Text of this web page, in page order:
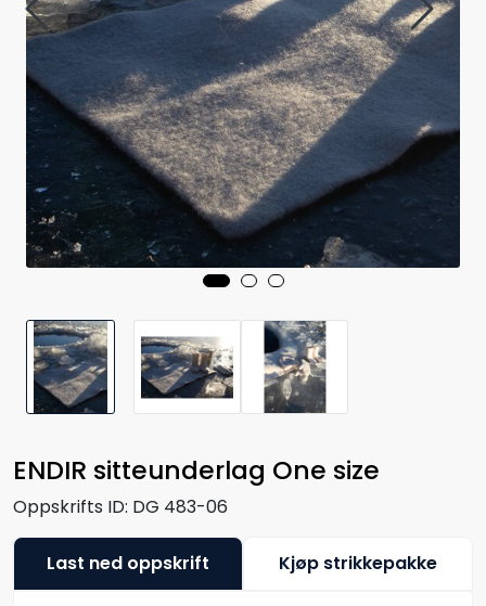
ENDIR sitteunderlag One size
Oppskrifts ID: DG 483-06
Last ned oppskrift Kjøp strikkepakke